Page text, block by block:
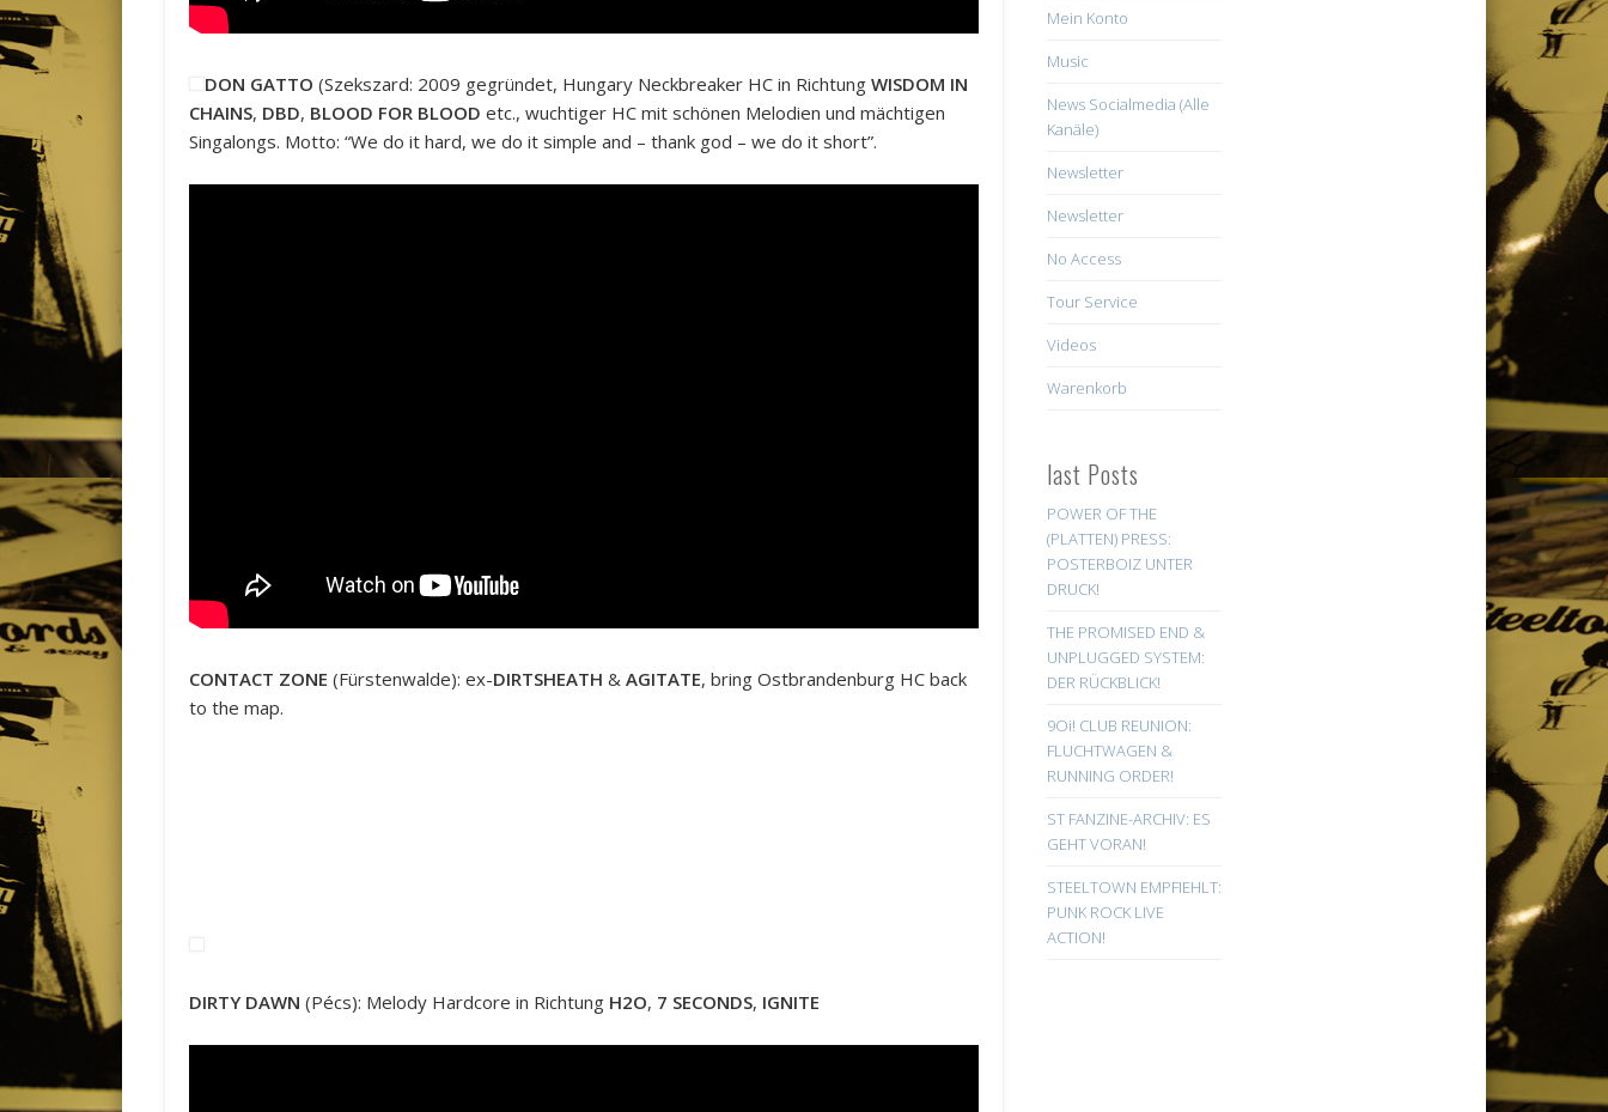
DON GATTO (Szekszard: 2009 gegründet, Hungary Neckbreaker HC in RichtungWISDOM IN
CHAINS, DBD, BLOOD FOR BLOOD etc., wuchtiger HC mit schönen Melodien und mächtigen
Singalongs. Motto: “We do it hard, we do it simple and – thank god – we do it short”.
CONTACT ZONE (Fürstenwalde): ex-DIRTSHEATH &AGITATE, bring Ostbrandenburg HC back
to the map.
DIRTY DAWN (Pécs): Melody Hardcore in Richtung H2O, 7 SECONDS, IGNITE
Mein Konto
Music
News Socialmedia (Alle
Kanäle)
Newsletter
Newsletter
No Access
Tour Service
Videos
Warenkorb
last Posts
POWER OF THE
(PLATTEN) PRESS:
POSTERBOIZ UNTER
DRUCK!
THE PROMISED END &
UNPLUGGED SYSTEM:
DER RÜCKBLICK!
9Oi! CLUB REUNION:
FLUCHTWAGEN &
RUNNING ORDER!
ST FANZINE-ARCHIV: ES
GEHT VORAN!
STEELTOWN EMPFIEHLT:
PUNK ROCK LIVE
ACTION!